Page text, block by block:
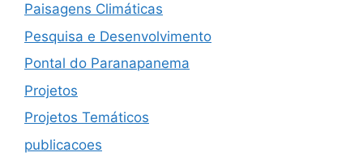
Paisagens Climáticas
Pesquisa e Desenvolvimento
Pontal do Paranapanema
Projetos
Projetos Temáticos
publicacoes